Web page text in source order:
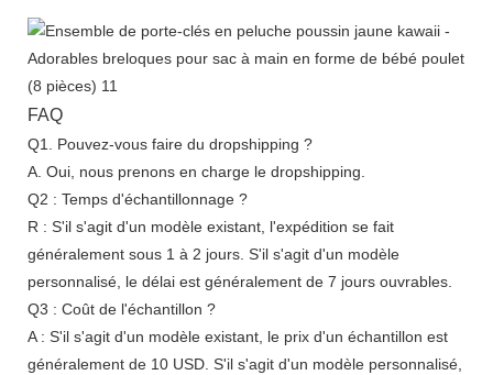
FAQ
Q1. Pouvez-vous faire du dropshipping ?
A. Oui, nous prenons en charge le dropshipping.
Q2 : Temps d'échantillonnage ?
R : S'il s'agit d'un modèle existant, l'expédition se fait
généralement sous 1 à 2 jours. S'il s'agit d'un modèle
personnalisé, le délai est généralement de 7 jours ouvrables.
Q3 : Coût de l'échantillon ?
A : S'il s'agit d'un modèle existant, le prix d'un échantillon est
généralement de 10 USD. S'il s'agit d'un modèle personnalisé,